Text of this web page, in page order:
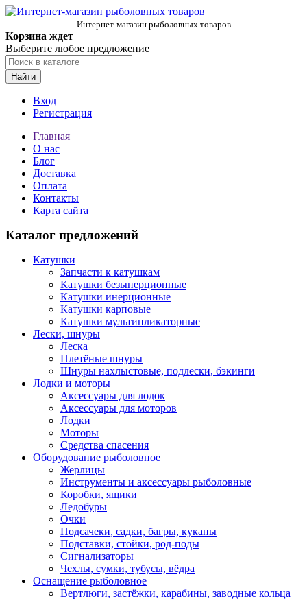
Интернет-магазин рыболовных товаров
Корзина ждет
Выберите любое предложение
Найти
Вход
Регистрация
Главная
О нас
Блог
Доставка
Оплата
Контакты
Карта сайта
Каталог предложений
Катушки
Запчасти к катушкам
Катушки безынерционные
Катушки инерционные
Катушки карповые
Катушки мультипликаторные
Лески, шнуры
Леска
Плетёные шнуры
Шнуры нахлыстовые, подлески, бэкинги
Лодки и моторы
Аксессуары для лодок
Аксессуары для моторов
Лодки
Моторы
Средства спасения
Оборудование рыболовное
Жерлицы
Инструменты и аксессуары рыболовные
Коробки, ящики
Ледобуры
Очки
Подсачеки, садки, багры, куканы
Подставки, стойки, род-поды
Сигнализаторы
Чехлы, сумки, тубусы, вёдра
Оснащение рыболовное
Вертлюги, застёжки, карабины, заводные кольца